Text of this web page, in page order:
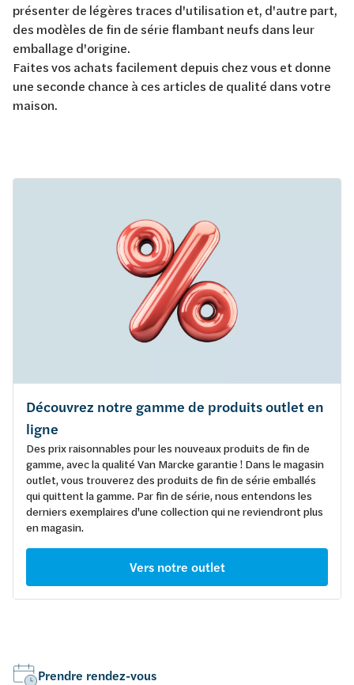
présenter de légères traces d'utilisation et, d'autre part,
des modèles de fin de série flambant neufs dans leur
emballage d'origine.
Faites vos achats facilement depuis chez vous et donne
une seconde chance à ces articles de qualité dans votre
maison.
Découvrez notre gamme de produits outlet en
ligne
Des prix raisonnables pour les nouveaux produits de fin de
gamme, avec la qualité Van Marcke garantie ! Dans le magasin
outlet, vous trouverez des produits de fin de série emballés
qui quittent la gamme. Par fin de série, nous entendons les
derniers exemplaires d'une collection qui ne reviendront plus
en magasin.
Vers notre outlet
Prendre rendez-vous